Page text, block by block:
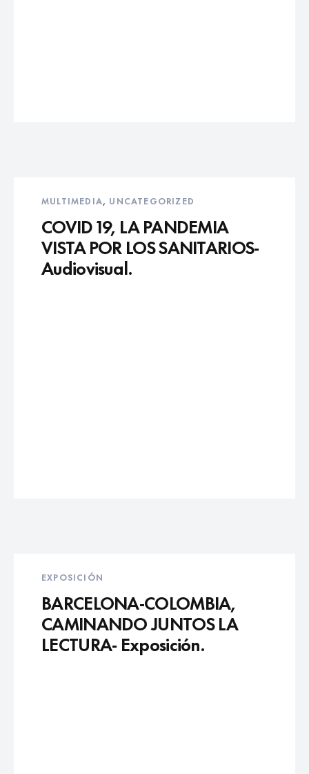
MULTIMEDIA, UNCATEGORIZED
COVID 19, LA PANDEMIA
VISTA POR LOS SANITARIOS-
Audiovisual.
EXPOSICIÓN
BARCELONA-COLOMBIA,
CAMINANDO JUNTOS LA
LECTURA- Exposición.